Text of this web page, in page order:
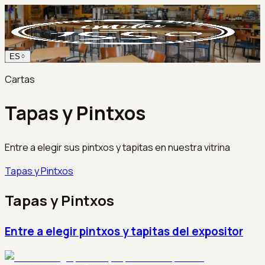
ES
Cartas
Tapas y Pintxos
Entre a elegir sus pintxos y tapitas en nuestra vitrina
Tapas y Pintxos
Tapas y Pintxos
Entre a elegir pintxos y tapitas del expositor